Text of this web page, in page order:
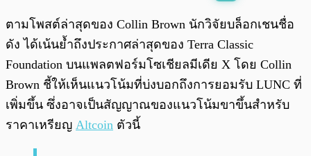
พร้อมเล่น 0:00
ตามโพสต์ล่าสุดของ Collin Brown นักวิจัยบล็อกเชนชื่อ
ดัง ได้เน้นย้ำถึงประกาศล่าสุดของ Terra Classic
Foundation บนแพลตฟอร์มโซเชียลมีเดีย X โดย Collin
Brown ชี้ให้เห็นแนวโน้มที่บ่งบอกถึงการยอมรับ LUNC ที่
เพิ่มขึ้น ซึ่งอาจเป็นสัญญาณของแนวโน้มขาขึ้นสำหรับ
ราคาเหรียญ Altcoin ตัวนี้